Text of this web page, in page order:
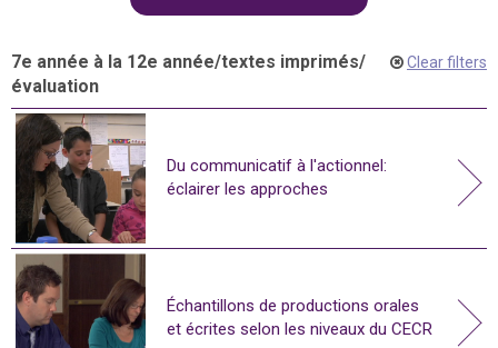
7e année à la 12e année/textes imprimés/
évaluation
Clear filters
Du communicatif à l'actionnel:
éclairer les approches
Échantillons de productions orales
et écrites selon les niveaux du CECR